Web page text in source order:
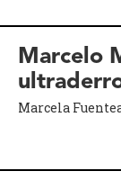
Marcelo
Marcela